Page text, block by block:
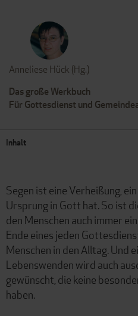
Anneliese Hück (Hg.)
Das große Werkbuch
Für Gottesdienst und
Inhalt
Segen ist eine Verheißung,
Ursprung in Gott hat. So ist
den Menschen auch immer
Ende eines jeden
Menschen in den Alltag. Und
Lebenswenden wird auch
gewünscht, die keine
haben.